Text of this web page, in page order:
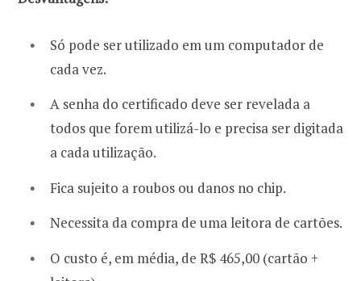
Só pode ser utilizado em um computador de
cada vez.
A senha do certificado deve ser revelada a
todos que forem utilizá-lo e precisa ser digitada
a cada utilização.
Fica sujeito a roubos ou danos no chip.
Necessita da compra de uma leitora de cartões.
O custo é, em média, de R$ 465,00 (cartão +